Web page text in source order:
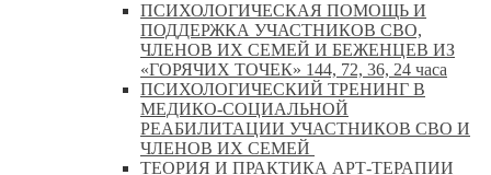
ПСИХОЛОГИЧЕСКАЯ ПОМОЩЬ И
ПОДДЕРЖКА УЧАСТНИКОВ СВО,
ЧЛЕНОВ ИХ СЕМЕЙ И БЕЖЕНЦЕВ ИЗ
«ГОРЯЧИХ ТОЧЕК» 144, 72, 36, 24 часа
ПСИХОЛОГИЧЕСКИЙ ТРЕНИНГ В
МЕДИКО-СОЦИАЛЬНОЙ
РЕАБИЛИТАЦИИ УЧАСТНИКОВ СВО И
ЧЛЕНОВ ИХ СЕМЕЙ
ТЕОРИЯ И ПРАКТИКА АРТ-ТЕРАПИИ